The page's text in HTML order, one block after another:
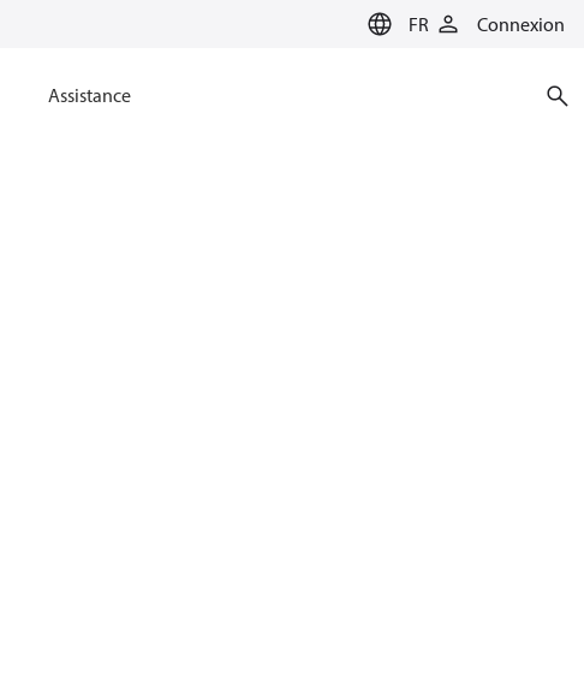
FR Connexion
Assistance